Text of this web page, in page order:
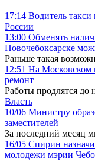
17:14 Водитель
России
13:00 Обменять
Новочебоксарске
Раньше такая
12:51 На Московском
ремонт
Работы продлятся до
Власть
10/06 Министру
заместителей
За последний месяц
16/05 Спирин
молодежи мэрии